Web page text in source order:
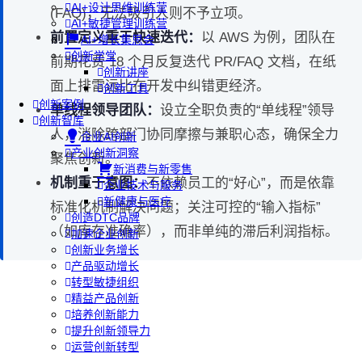
AI+设计思维训练营
AI+敏捷管理训练营
AI+增长集思会
创新学堂
创新讲座
创新工具
创新案例
创新智库
企业AI创新
产业创新洞察
新消费与新零售
企业技术与服务
新健康与医疗
创造DTC品牌
加速企业创新
创新业务增长
产品驱动增长
转型敏捷组织
精益产品创新
培养创新能力
提升创新领导力
运营创新转型
(FAQ)，无法吸引人则不予立项。
前置定义重于快速迭代：
以 AWS 为例，团队在
前期花费 18 个月反复迭代 PR/FAQ 文档，在纸
面上排雷远比在开发中纠错更经济。
单线程领导团队： 设立全职负责的“单线程”领导
人，消除跨部门协同摩擦与兼职心态，确保全力
聚焦创新。
机制重于意图：不依赖员工的“好心”，而是依靠
标准化机制解决问题；关注可控的“输入指标”
（如库存准确率），而非单纯的滞后利润指标。